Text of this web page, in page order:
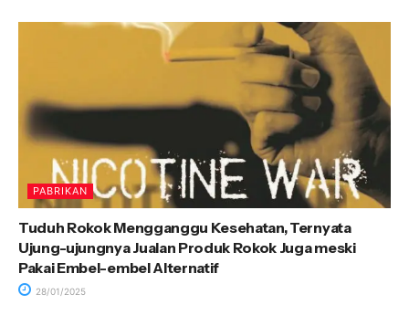
PABRIKAN
Tuduh Rokok Mengganggu Kesehatan, Ternyata
Ujung-ujungnya Jualan Produk Rokok Juga meski
Pakai Embel-embel Alternatif
28/01/2025